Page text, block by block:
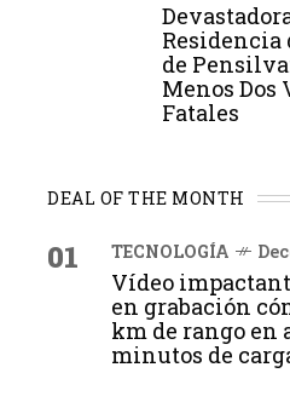
Residencia
de
Menos
Fatales
DEAL OF THE MONTH
01 TECNOLOGÍA
Vídeo
en grabación
km de rango en
minutos de